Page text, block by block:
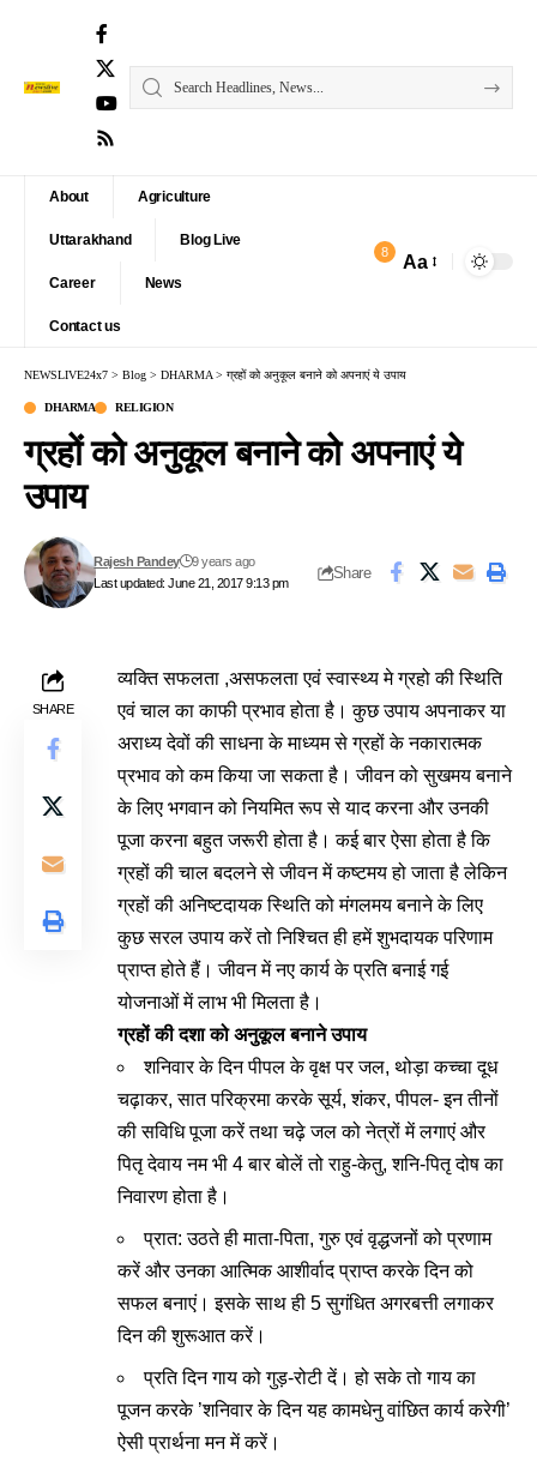
About Agriculture
Uttarakhand Blog Live
Career News
Contact us
8 Aa
NEWSLIVE24x7 > Blog > DHARMA > ग्रहों को अनुकूल बनाने को अपनाएं ये उपाय
DHARMA RELIGION
ग्रहों को अनुकूल बनाने को अपनाएं ये
उपाय
Last updated: June 21, 2017 9:13 pm
Rajesh Pandey 9 years ago
Share
SHARE
व्यक्ति सफलता ,असफलता एवं स्वास्थ्य मे ग्रहो की स्थिति
एवं चाल का काफी प्रभाव होता है। कुछ उपाय अपनाकर या
अराध्य देवों की साधना के माध्यम से ग्रहों के नकारात्मक
प्रभाव को कम किया जा सकता है। जीवन को सुखमय बनाने
के लिए भगवान को नियमित रूप से याद करना और उनकी
पूजा करना बहुत जरूरी होता है। कई बार ऐसा होता है कि
ग्रहों की चाल बदलने से जीवन में कष्टमय हो जाता है लेकिन
ग्रहों की अनिष्टदायक स्थिति को मंगलमय बनाने के लिए
कुछ सरल उपाय करें तो निश्चित ही हमें शुभदायक परिणाम
प्राप्त होते हैं। जीवन में नए कार्य के प्रति बनाई गई
योजनाओं में लाभ भी मिलता है।
ग्रहों की दशा को अनुकूल बनाने उपाय
शनिवार के दिन पीपल के वृक्ष पर जल, थोड़ा कच्चा दूध
चढ़ाकर, सात परिक्रमा करके सूर्य, शंकर, पीपल- इन तीनों
की सविधि पूजा करें तथा चढ़े जल को नेत्रों में लगाएं और
पितृ देवाय नम भी 4 बार बोलें तो राहु-केतु, शनि-पितृ दोष का
निवारण होता है।
प्रात: उठते ही माता-पिता, गुरु एवं वृद्धजनों को प्रणाम
करें और उनका आत्मिक आशीर्वाद प्राप्त करके दिन को
सफल बनाएं। इसके साथ ही 5 सुगंधित अगरबत्ती लगाकर
दिन की शुरूआत करें।
प्रति दिन गाय को गुड़-रोटी दें। हो सके तो गाय का
पूजन करके ’शनिवार के दिन यह कामधेनु वांछित कार्य करेगी’
ऐसी प्रार्थना मन में करें।